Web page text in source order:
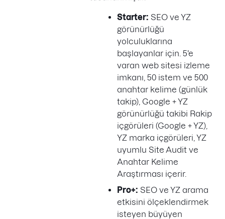
Starter: SEO ve YZ
görünürlüğü
yolculuklarına
başlayanlar için. 5'e
varan web sitesi izleme
imkanı, 50 istem ve 500
anahtar kelime (günlük
takip), Google + YZ
görünürlüğü takibi Rakip
içgörüleri (Google + YZ),
YZ marka içgörüleri, YZ
uyumlu Site Audit ve
Anahtar Kelime
Araştırması içerir.
Pro+: SEO ve YZ arama
etkisini ölçeklendirmek
isteyen büyüyen